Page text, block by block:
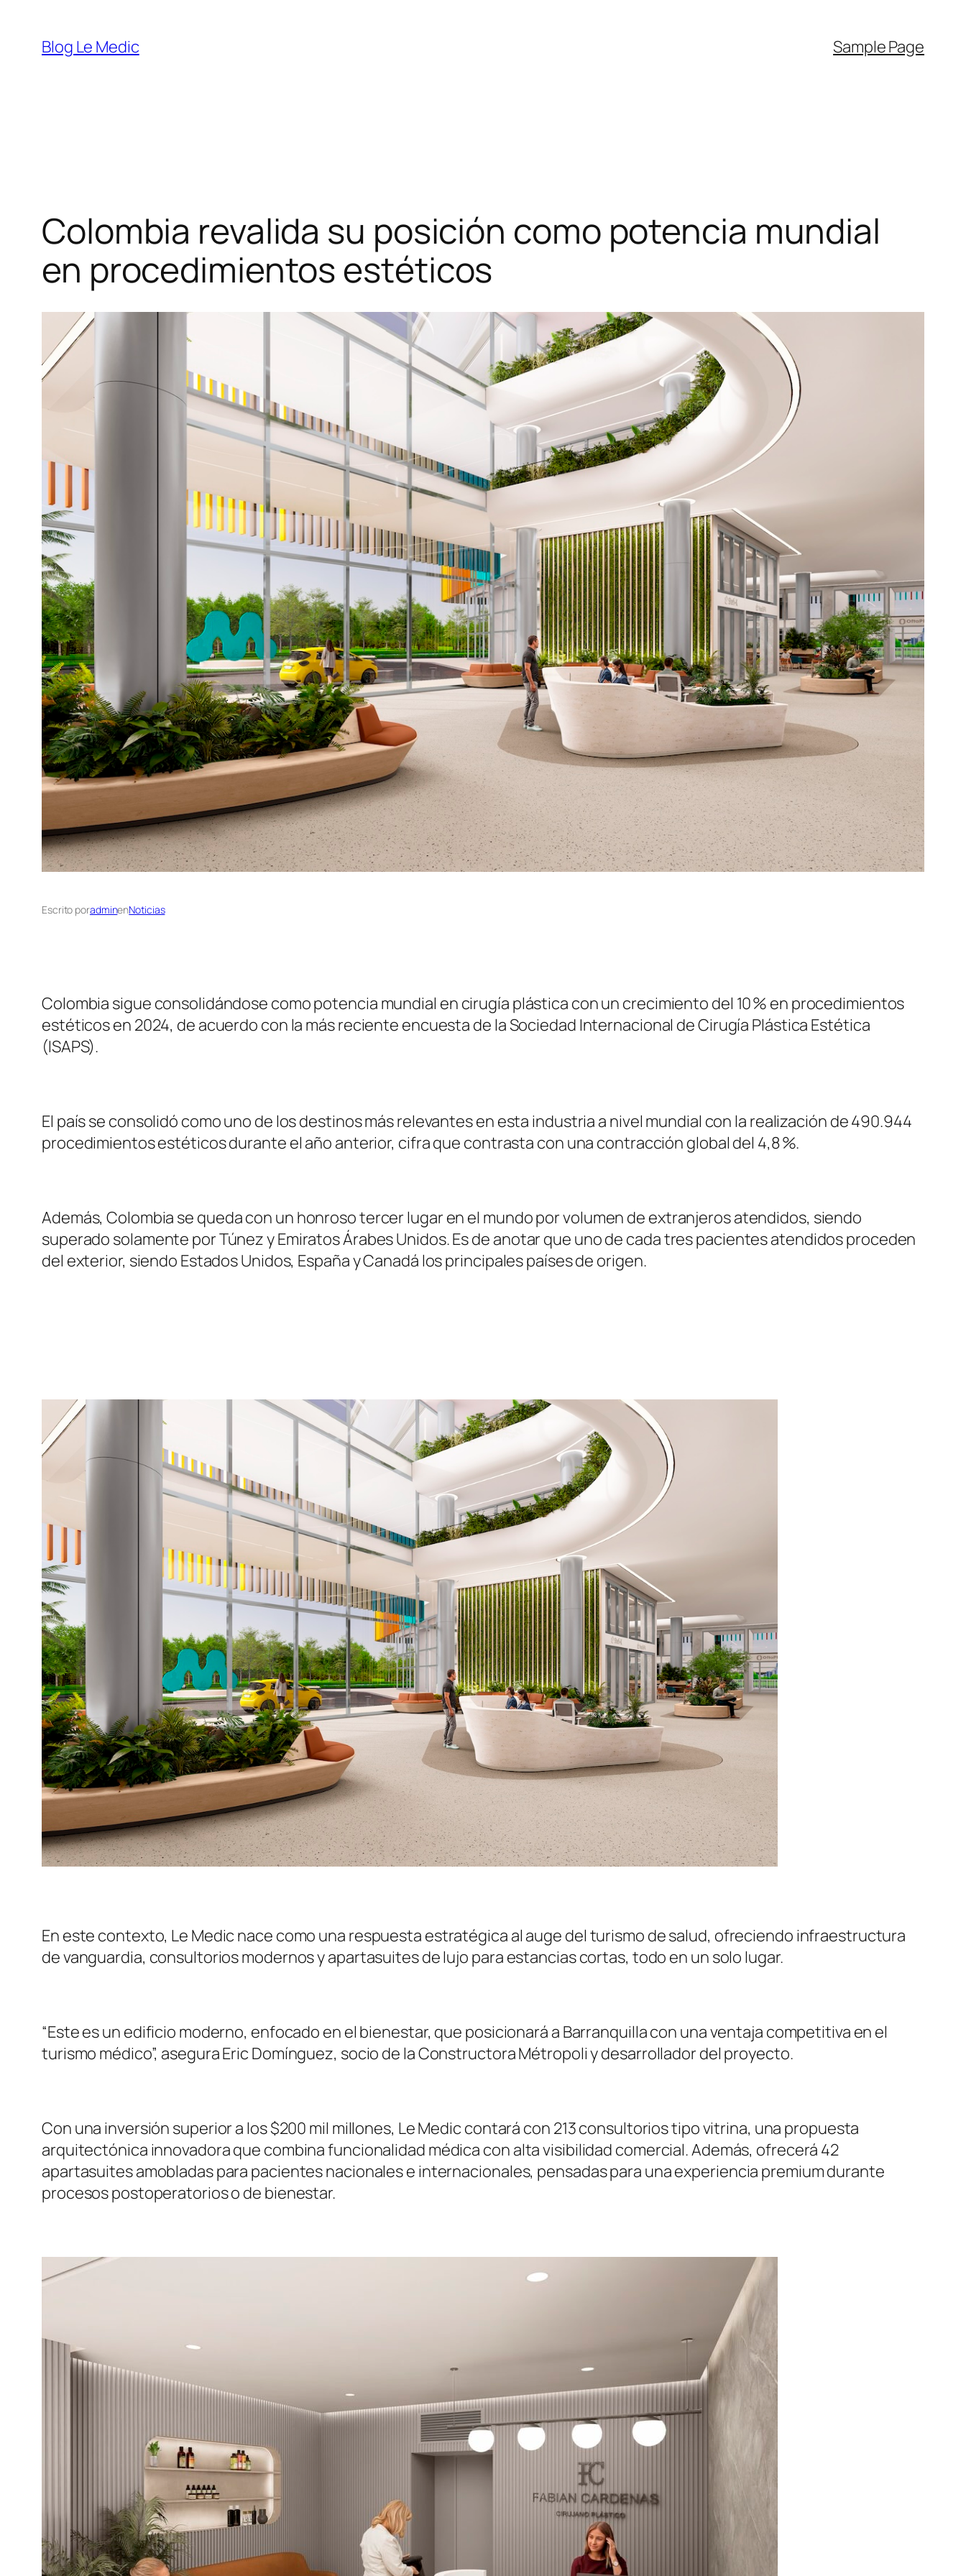
contenido
Blog Le Medic Sample Page
Colombia revalida su posición como potencia mundial
en procedimientos estéticos
Escrito poradminenNoticias
Colombia sigue consolidándose como potencia mundial en cirugía plástica con un crecimiento del 10 % en procedimientos
estéticos en 2024, de acuerdo con la más reciente encuesta de la Sociedad Internacional de Cirugía Plástica Estética
(ISAPS).
El país se consolidó como uno de los destinos más relevantes en esta industria a nivel mundial con la realización de 490.944
procedimientos estéticos durante el año anterior, cifra que contrasta con una contracción global del 4,8 %.
Además, Colombia se queda con un honroso tercer lugar en el mundo por volumen de extranjeros atendidos, siendo
superado solamente por Túnez y Emiratos Árabes Unidos. Es de anotar que uno de cada tres pacientes atendidos proceden
del exterior, siendo Estados Unidos, España y Canadá los principales países de origen.
En este contexto, Le Medic nace como una respuesta estratégica al auge del turismo de salud, ofreciendo infraestructura
de vanguardia, consultorios modernos y apartasuites de lujo para estancias cortas, todo en un solo lugar.
“Este es un edificio moderno, enfocado en el bienestar, que posicionará a Barranquilla con una ventaja competitiva en el
turismo médico”, asegura Eric Domínguez, socio de la Constructora Métropoli y desarrollador del proyecto.
Con una inversión superior a los $200 mil millones, Le Medic contará con 213 consultorios tipo vitrina, una propuesta
arquitectónica innovadora que combina funcionalidad médica con alta visibilidad comercial. Además, ofrecerá 42
apartasuites amobladas para pacientes nacionales e internacionales, pensadas para una experiencia premium durante
procesos postoperatorios o de bienestar.